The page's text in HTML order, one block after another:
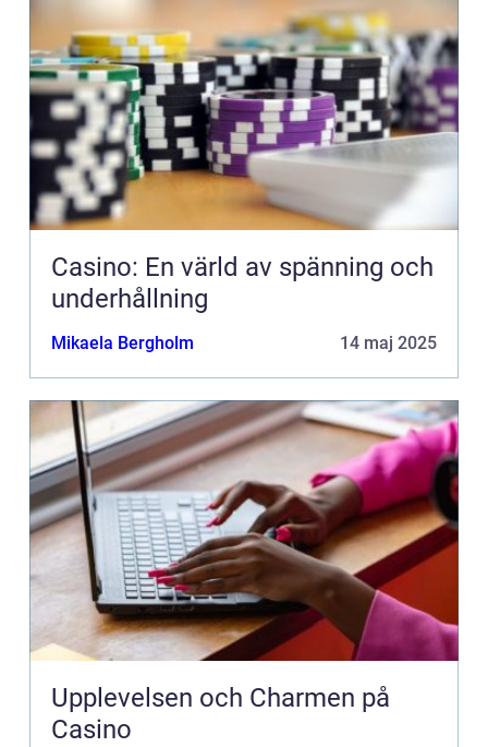
Casino: En värld av spänning och
underhållning
Mikaela Bergholm 14 maj 2025
Upplevelsen och Charmen på
Casino